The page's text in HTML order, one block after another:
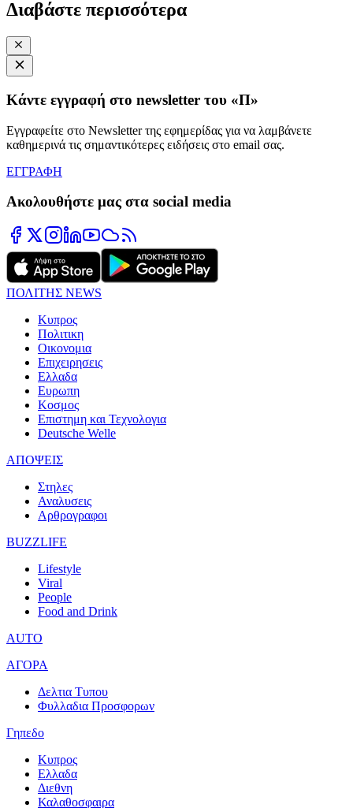
Διαβάστε περισσότερα
Κάντε εγγραφή στο newsletter του «Π»
Εγγραφείτε στο Newsletter της εφημερίδας για να λαμβάνετε
καθημερινά τις σημαντικότερες ειδήσεις στο email σας.
ΕΓΓΡΑΦΗ
Ακολουθήστε μας στα social media
ΠΟΛΙΤΗΣ NEWS
Κυπρος
Πολιτικη
Οικονομια
Επιχειρησεις
Ελλαδα
Ευρωπη
Κοσμος
Επιστημη και Τεχνολογια
Deutsche Welle
ΑΠΟΨΕΙΣ
Στηλες
Αναλυσεις
Αρθρογραφοι
BUZZLIFE
Lifestyle
Viral
People
Food and Drink
AUTO
ΑΓΟΡΑ
Δελτια Τυπου
Φυλλαδια Προσφορων
Γηπεδο
Κυπρος
Ελλαδα
Διεθνη
Καλαθοσφαιρα